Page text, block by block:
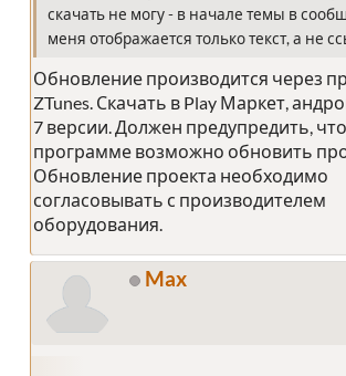
скачать не могу - в начале темы в
меня отображается только текст, а не
Обновление производится через
ZTunes. Скачать в Play Маркет,
7 версии. Должен предупредить,
программе возможно обновить
Обновление проекта необходимо
согласовывать с производителем
оборудования.
Max